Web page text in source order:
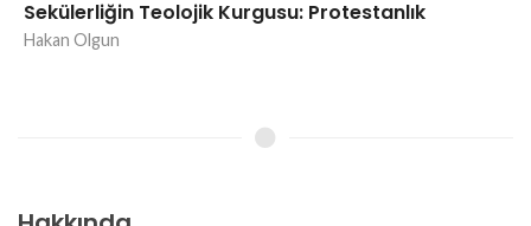
Sekülerliğin Teolojik Kurgusu: Protestanlık
Hakan Olgun